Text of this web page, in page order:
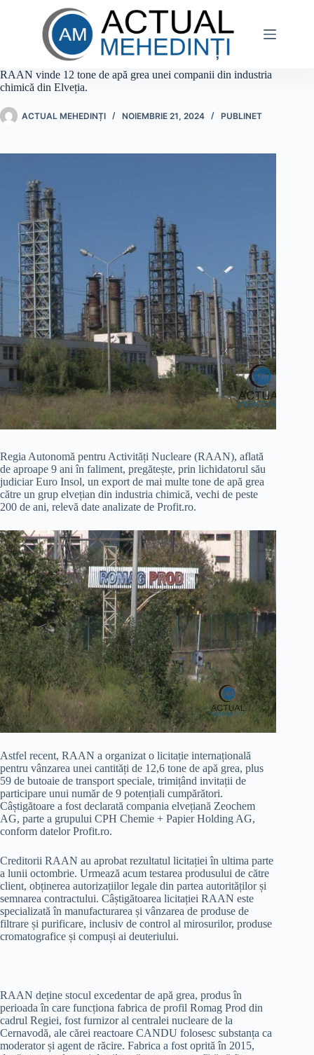
RAAN vinde 12 tone de apă grea unei companii din industria
chimică din Elveția.
ACTUAL MEHEDINȚI NOIEMBRIE 21, 2024 PUBLINET
Regia Autonomă pentru Activități Nucleare (RAAN), aflată
de aproape 9 ani în faliment, pregătește, prin lichidatorul său
judiciar Euro Insol, un export de mai multe tone de apă grea
către un grup elvețian din industria chimică, vechi de peste
200 de ani, relevă date analizate de Profit.ro.
Astfel recent, RAAN a organizat o licitație internațională
pentru vânzarea unei cantități de 12,6 tone de apă grea, plus
59 de butoaie de transport speciale, trimițând invitații de
participare unui număr de 9 potențiali cumpărători.
Câștigătoare a fost declarată compania elvețiană Zeochem
AG, parte a grupului CPH Chemie + Papier Holding AG,
conform datelor Profit.ro.
Creditorii RAAN au aprobat rezultatul licitației în ultima parte
a lunii octombrie. Urmează acum testarea produsului de către
client, obținerea autorizațiilor legale din partea autorităților și
semnarea contractului. Câștigătoarea licitației RAAN este
specializată în manufacturarea și vânzarea de produse de
filtrare și purificare, inclusiv de control al mirosurilor, produse
cromatografice și compuși ai deuteriului.
RAAN deține stocul excedentar de apă grea, produs în
perioada în care funcționa fabrica de profil Romag Prod din
cadrul Regiei, fost furnizor al centralei nucleare de la
Cernavodă, ale cărei reactoare CANDU folosesc substanța ca
moderator și agent de răcire. Fabrica a fost oprită în 2015,